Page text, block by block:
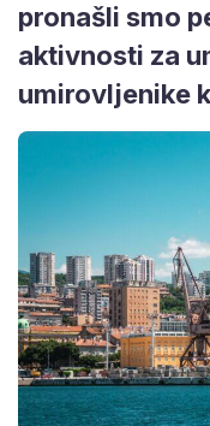
pronašli smo
aktivnosti za
umirovljenike